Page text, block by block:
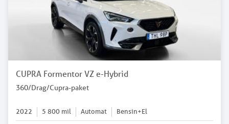
CUPRA Formentor VZ e-Hybrid
360/Drag/Cupra-paket
2022 5 800 mil Automat Bensin+El